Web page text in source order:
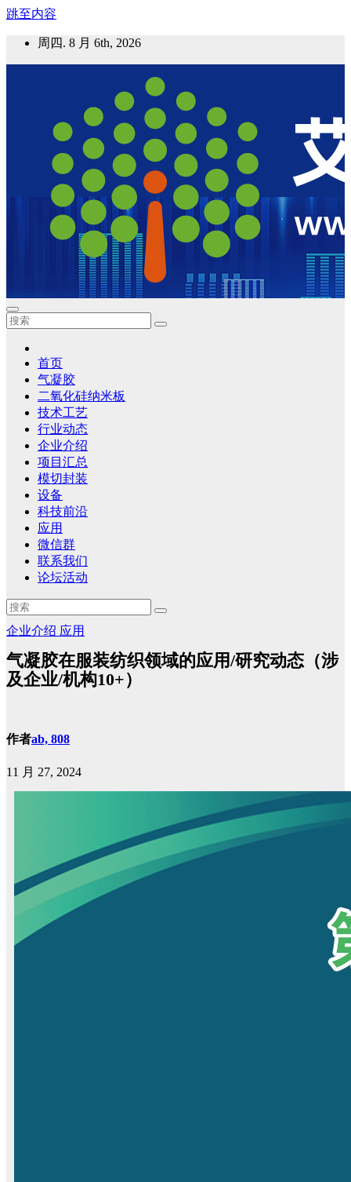
跳至内容
周四. 8 月 6th, 2026
艾邦气凝胶论坛
气凝胶材料及应用，产业链动态；气凝胶在新能源如锂电、储
首页
气凝胶
二氧化硅纳米板
技术工艺
行业动态
企业介绍
项目汇总
模切封装
设备
科技前沿
应用
微信群
联系我们
论坛活动
企业介绍 应用
气凝胶在服装纺织领域的应用/研究动态（涉
及企业/机构10+）
作者ab, 808
11 月 27, 2024